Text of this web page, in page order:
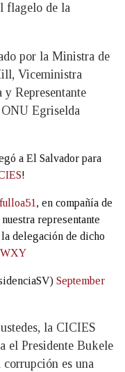
flagelo de la
por la Ministra de
Viceministra
Representante
Egriselda
a El Salvador para
!
, en compañía de
representante
delegación de dicho
September
la CICIES
el Presidente Bukele
es una